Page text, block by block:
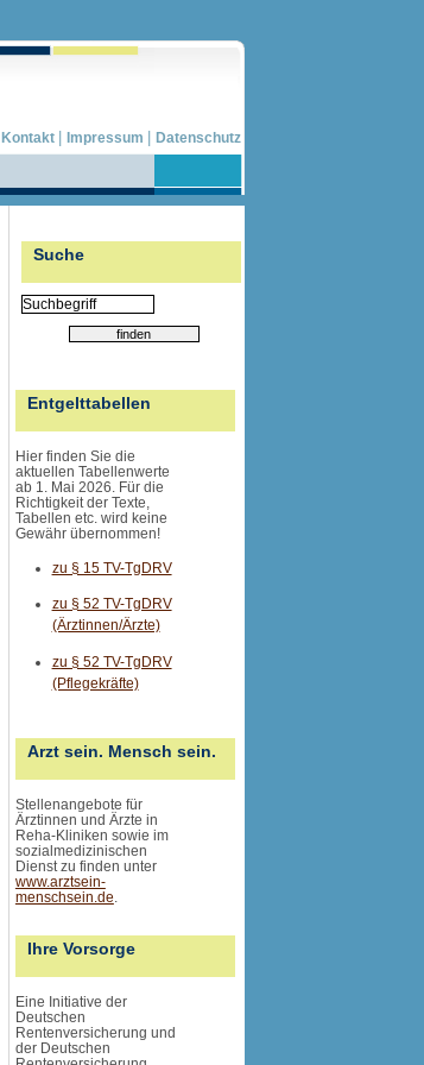
Kontakt | Impressum | Datenschutz
Suche
Entgelttabellen
Hier finden Sie die
aktuellen Tabellenwerte
ab 1. Mai 2026. Für die
Richtigkeit der Texte,
Tabellen etc. wird keine
Gewähr übernommen!
zu § 15 TV-TgDRV
zu § 52 TV-TgDRV
(Ärztinnen/Ärzte)
zu § 52 TV-TgDRV
(Pflegekräfte)
Arzt sein. Mensch sein.
Stellenangebote für
Ärztinnen und Ärzte in
Reha-Kliniken sowie im
sozialmedizinischen
Dienst zu finden unter
www.arztsein-
menschsein.de.
Ihre Vorsorge
Eine Initiative der
Deutschen
Rentenversicherung und
der Deutschen